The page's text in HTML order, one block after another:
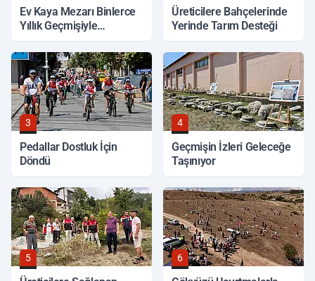
Ev Kaya Mezarı Binlerce
Yıllık Geçmişiyle
Üreticilere Bahçelerinde
Yerinde Tarım Desteği
3
Pedallar Dostluk İçin
Döndü
4
Geçmişin İzleri Geleceğe
Taşınıyor
5 6